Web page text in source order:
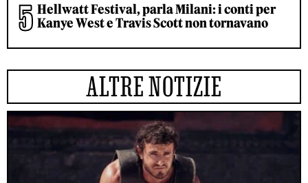
Hellwatt Festival, parla Milani: i conti per
Kanye West e Travis Scott non tornavano
ALTRE NOTIZIE